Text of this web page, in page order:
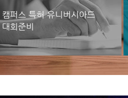
캠퍼스 특허 유니버시아드
대회준비